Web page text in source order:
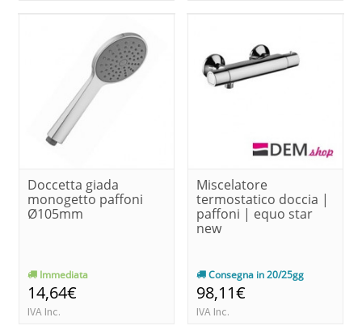
Doccetta giada
monogetto paffoni
Ø105mm
Immediata
14,64€
IVA Inc.
Miscelatore
termostatico doccia |
paffoni | equo star
new
Consegna in 20/25gg
98,11€
IVA Inc.